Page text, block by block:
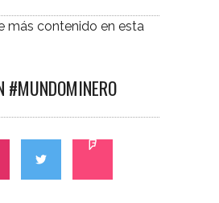
más contenido en esta
#MUNDOMINERO